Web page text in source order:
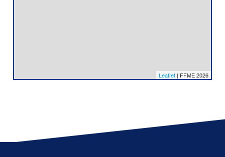
Leaflet | FFME 2026